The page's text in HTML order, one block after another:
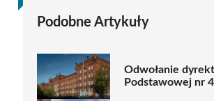
Podobne Artykuły
Odwołanie
Podstawowej nr